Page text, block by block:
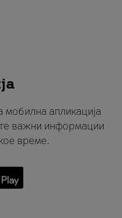
мобилна апликација
важни информации
време.